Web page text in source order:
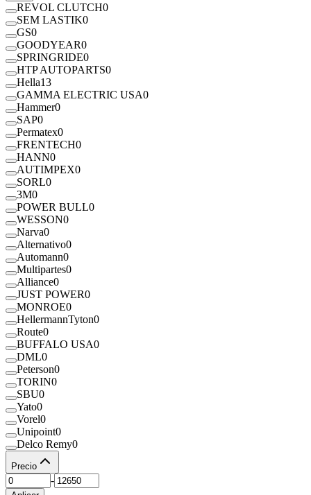
REVOL CLUTCH0
SEM LASTIK0
GS0
GOODYEAR0
SPRINGRIDE0
HTP AUTOPARTS0
Hella13
GAMMA ELECTRIC USA0
Hammer0
SAP0
Permatex0
FRENTECH0
HANN0
AUTIMPEX0
SORL0
3M0
POWER BULL0
WESSON0
Narva0
Alternativo0
Automann0
Multipartes0
Alliance0
JUST POWER0
MONROE0
HellermannTyton0
Route0
BUFFALO USA0
DML0
Peterson0
TORIN0
SBU0
Yato0
Vorel0
Unipoint0
Delco Remy0
Precio
-